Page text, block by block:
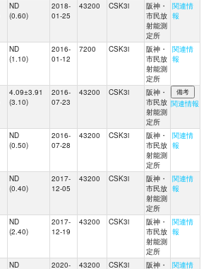
ND
(0.60)
2018-
01-25
43200 CSK3i
阪神・
市民放
射能測
定所
関連情
報
ND
(1.10)
2016-
01-12
7200 CSK3i
阪神・
市民放
射能測
定所
関連情
報
4.09±3.91
(3.10)
2016-
07-23
43200 CSK3i
阪神・
市民放
射能測
定所
関連情報
ND
(0.50)
2016-
07-28
43200 CSK3i
阪神・
市民放
射能測
定所
関連情
報
ND
(0.40)
2017-
12-05
43200 CSK3i
阪神・
市民放
射能測
定所
関連情
報
ND
(2.40)
2017-
12-19
43200 CSK3i
阪神・
市民放
射能測
定所
関連情
報
ND
2020-
43200 CSK3i
阪神・
関連情